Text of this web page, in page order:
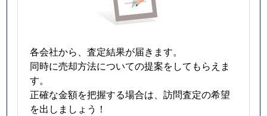
各会社から、査定結果が届きます。
同時に売却方法についての提案をしてもらえま
す。
正確な金額を把握する場合は、訪問査定の希望
を出しましょう！